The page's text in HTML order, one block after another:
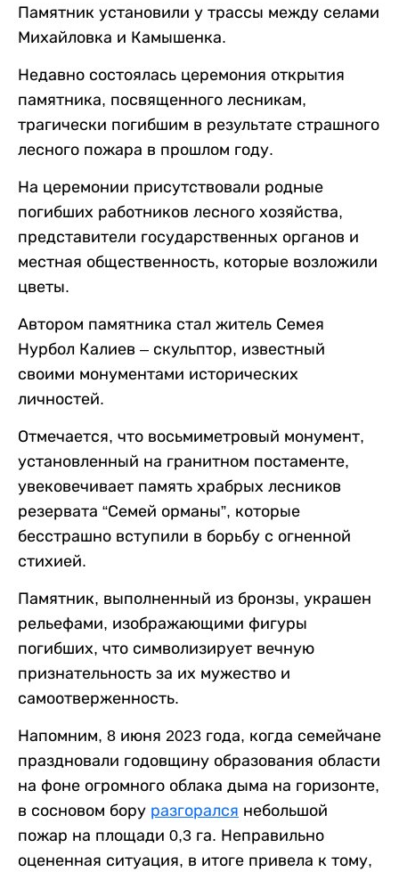
Памятник установили у трассы между селами
Михайловка и Камышенка.
Недавно состоялась церемония открытия
памятника, посвященного лесникам,
трагически погибшим в результате страшного
лесного пожара в прошлом году.
На церемонии присутствовали родные
погибших работников лесного хозяйства,
представители государственных органов и
местная общественность, которые возложили
цветы.
Автором памятника стал житель Семея
Нурбол Калиев – скульптор, известный
своими монументами исторических
личностей.
Отмечается, что восьмиметровый монумент,
установленный на гранитном постаменте,
увековечивает память храбрых лесников
резервата “Семей орманы”, которые
бесстрашно вступили в борьбу с огненной
стихией.
Памятник, выполненный из бронзы, украшен
рельефами, изображающими фигуры
погибших, что символизирует вечную
признательность за их мужество и
самоотверженность.
Напомним, 8 июня 2023 года, когда семейчане
праздновали годовщину образования области
на фоне огромного облака дыма на горизонте,
в сосновом бору разгорался небольшой
пожар на площади 0,3 га. Неправильно
оцененная ситуация, в итоге привела к тому,